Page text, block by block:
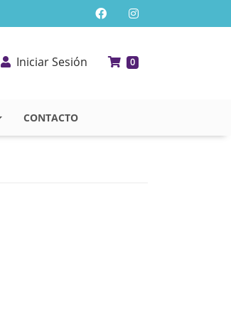
Iniciar Sesión 0
CONTACTO